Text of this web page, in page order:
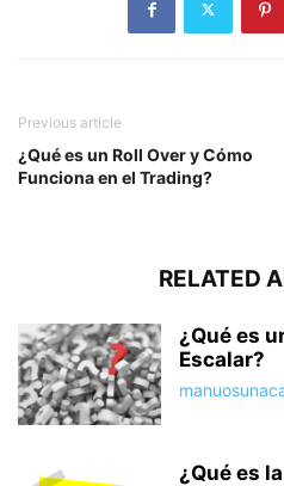
Previous article
¿Qué es un Roll Over y Cómo
Funciona en el Trading?
RELATED
¿Qué es
Escalar?
¿Qué es